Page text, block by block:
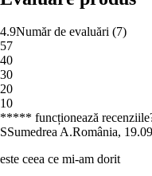
4.9Număr de evaluări (7)
57
40
30
20
10
***** funcționează
SSumedrea A.România,
este ceea ce mi-am dorit